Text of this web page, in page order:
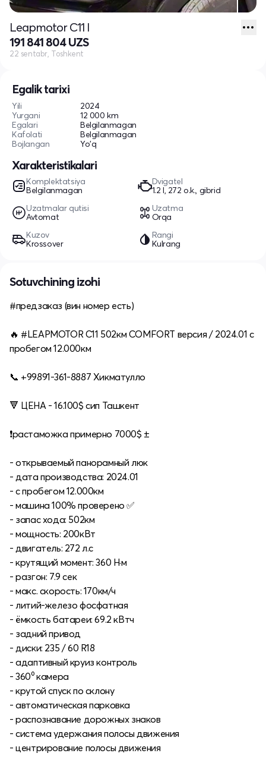
Egalik tarixi
Yili
2024
Yurgani
12 000 km
Egalari
Belgilanmagan
Kafolati
Belgilanmagan
Bojlangan
Yo'q
Xarakteristikalari
Komplektatsiya
Belgilanmagan
Dvigatel
1.2 l, 272 o.k., gibrid
Uzatmalar qutisi
Avtomat
Uzatma
Orqa
Kuzov
Krossover
Rangi
Kulrang
Leapmotor C11 I
191 841 804 UZS
22 sentabr, Toshkent
Sotuvchining izohi
#предзаказ (вин номер есть)
🔥 #LEAPMOTOR C11 502км COMFORT версия / 2024.01 с
пробегом 12.000км
📞 +99891-361-8887 Хикматулло
🔻 ЦЕНА - 16.100$ сип Ташкент
❗️растаможка примерно 7000$ ±
- открываемый панорамный люк
- дата производства: 2024.01
- с пробегом 12.000км
- машина 100% проверено ✅
- запас хода: 502км
- мощность: 200кВт
- двигатель: 272 л.с
- крутящий момент: 360 Н·м
- разгон: 7.9 сек
- макс. скорость: 170км/ч
- литий-железо фосфатная
- ёмкость батареи: 69.2 кВтч
- задний привод
- диски: 235 / 60 R18
- адаптивный круиз контроль
- 360⁰ камера
- крутой спуск по склону
- автоматическая парковка
- распознавание дорожных знаков
- система удержания полосы движения
- центрирование полосы движения